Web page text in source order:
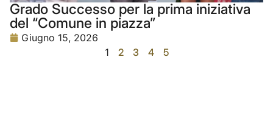
Grado Successo per la prima iniziativa
del “Comune in piazza”
Giugno 15, 2026
1
2 3 4 5